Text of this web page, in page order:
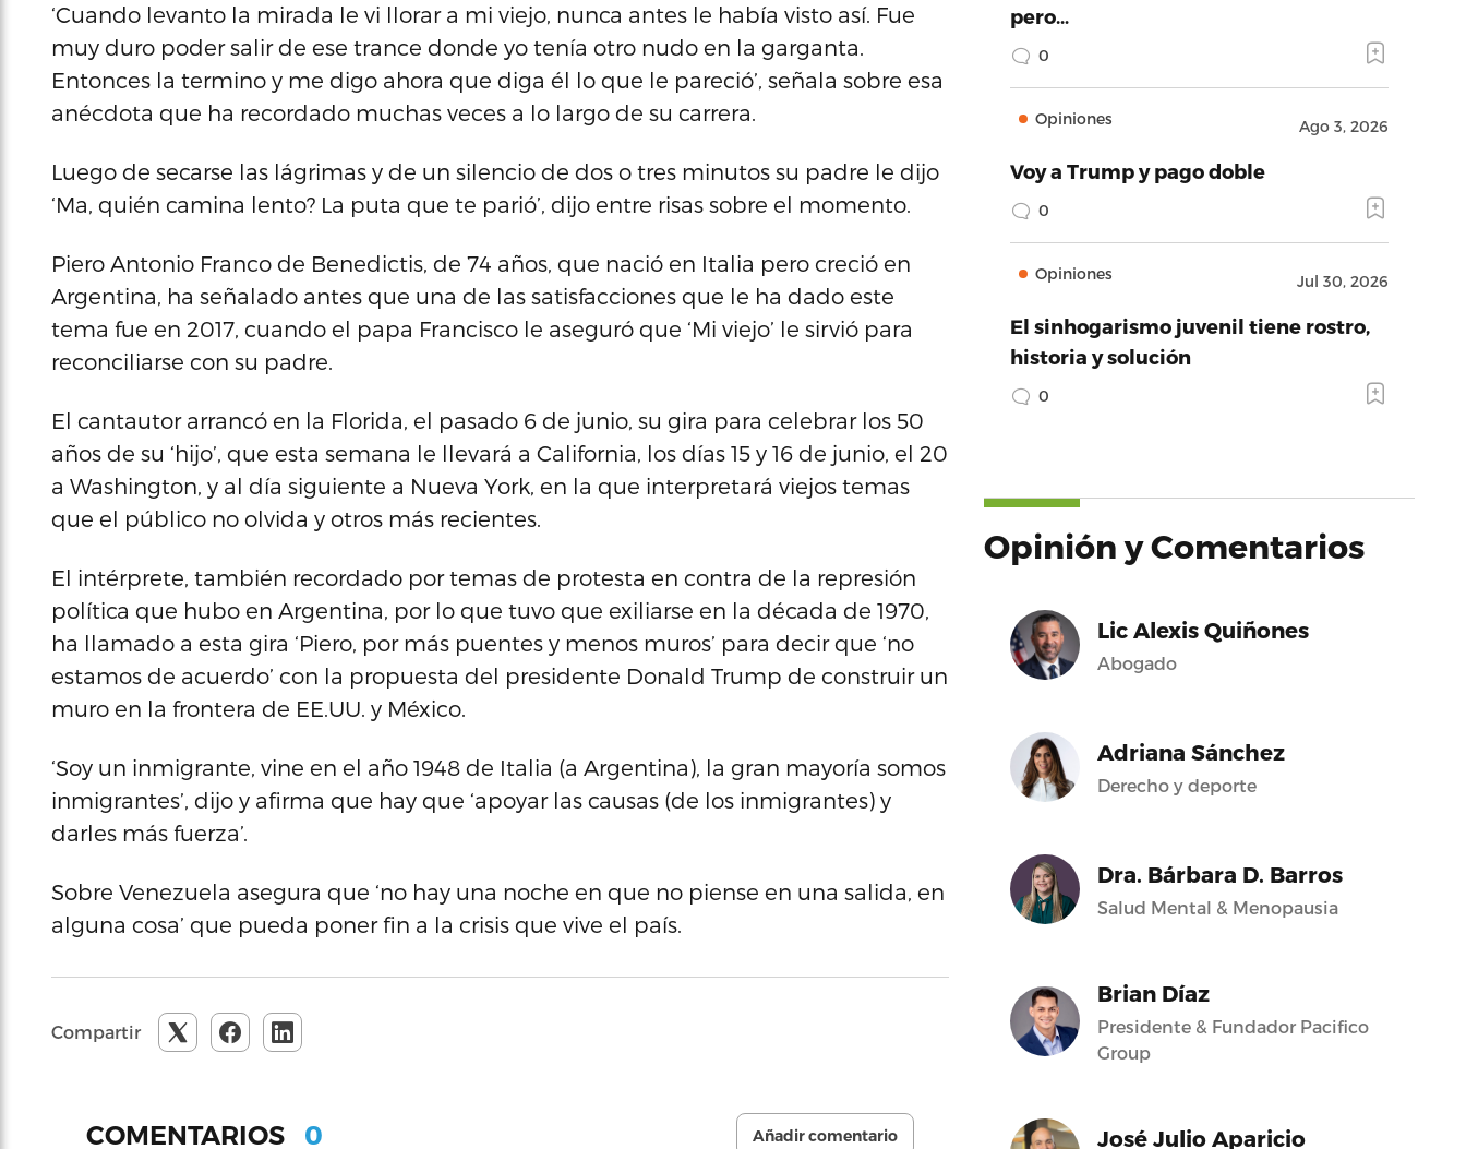
‘Cuando levanto la mirada le vi llorar a mi viejo, nunca antes le había visto así. Fue
muy duro poder salir de ese trance donde yo tenía otro nudo en la garganta.
Entonces la termino y me digo ahora que diga él lo que le pareció’, señala sobre esa
anécdota que ha recordado muchas veces a lo largo de su carrera.
Luego de secarse las lágrimas y de un silencio de dos o tres minutos su padre le dijo
‘Ma, quién camina lento? La puta que te parió’, dijo entre risas sobre el momento.
Piero Antonio Franco de Benedictis, de 74 años, que nació en Italia pero creció en
Argentina, ha señalado antes que una de las satisfacciones que le ha dado este
tema fue en 2017, cuando el papa Francisco le aseguró que ‘Mi viejo’ le sirvió para
reconciliarse con su padre.
El cantautor arrancó en la Florida, el pasado 6 de junio, su gira para celebrar los 50
años de su ‘hijo’, que esta semana le llevará a California, los días 15 y 16 de junio, el 20
a Washington, y al día siguiente a Nueva York, en la que interpretará viejos temas
que el público no olvida y otros más recientes.
El intérprete, también recordado por temas de protesta en contra de la represión
política que hubo en Argentina, por lo que tuvo que exiliarse en la década de 1970,
ha llamado a esta gira ‘Piero, por más puentes y menos muros’ para decir que ‘no
estamos de acuerdo’ con la propuesta del presidente Donald Trump de construir un
muro en la frontera de EE.UU. y México.
‘Soy un inmigrante, vine en el año 1948 de Italia (a Argentina), la gran mayoría somos
inmigrantes’, dijo y afirma que hay que ‘apoyar las causas (de los inmigrantes) y
darles más fuerza’.
Sobre Venezuela asegura que ‘no hay una noche en que no piense en una salida, en
alguna cosa’ que pueda poner fin a la crisis que vive el país.
Compartir
COMENTARIOS 0 Añadir comentario
pero…
0
Opiniones Ago 3, 2026
Voy a Trump y pago doble
0
Opiniones Jul 30, 2026
El sinhogarismo juvenil tiene rostro,
historia y solución
0
Opinión y Comentarios
Lic Alexis Quiñones
Abogado
Adriana Sánchez
Derecho y deporte
Dra. Bárbara D. Barros
Salud Mental & Menopausia
Brian Díaz
Presidente & Fundador Pacifico
Group
José Julio Aparicio